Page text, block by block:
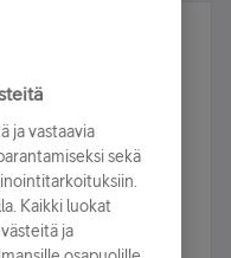
voita!
arvonnassa.
ja vastaavia
sekä
Kaikki luokat
ja